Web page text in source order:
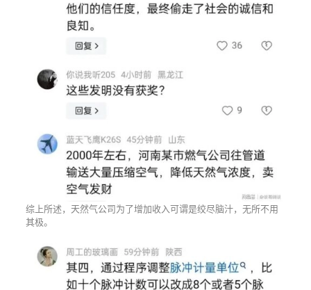
综上所述，天然气公司为了增加收入可谓是绞尽脑汁，无所不用
其极。